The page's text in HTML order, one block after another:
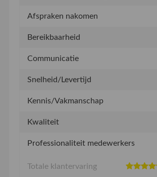
Afspraken nakomen
Bereikbaarheid
Communicatie
Snelheid/Levertijd
Kennis/Vakmanschap
Kwaliteit
Professionaliteit medewerkers
Totale klantervaring